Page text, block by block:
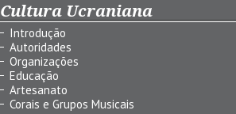
Cultura Ucraniana
Introdução
Autoridades
Organizações
Educação
Artesanato
Corais e Grupos Musicais